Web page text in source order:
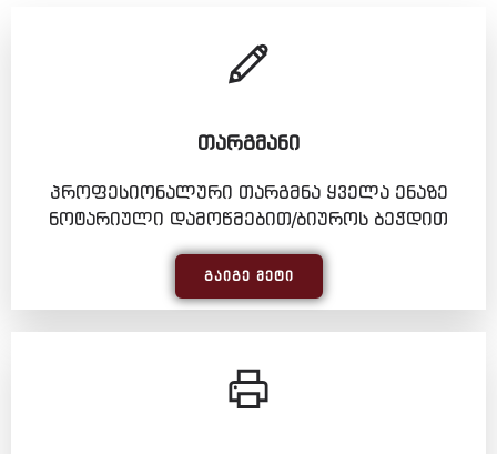
ᲗᲐᲠᲒᲛᲐᲜᲘ
პროფესიონალური თარგმნა ყველა ენაზე
ნოტარიული დამოწმებით/ბიუროს ბეჭდით
ᲒᲐᲘᲒᲔ ᲛᲔᲢᲘ